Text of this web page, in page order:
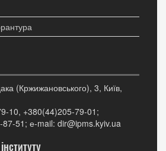
(Кржижановського), 3, Київ,
10, +380(44)205-79-01;
51; е-mail: dir@ipms.kyiv.ua